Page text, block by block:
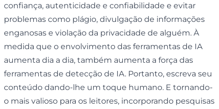
confiança, autenticidade e confiabilidade e evitar
problemas como plágio, divulgação de informações
enganosas e violação da privacidade de alguém. À
medida que o envolvimento das ferramentas de IA
aumenta dia a dia, também aumenta a força das
ferramentas de detecção de IA. Portanto, escreva seu
conteúdo dando-lhe um toque humano. E tornando-
o mais valioso para os leitores, incorporando pesquisas